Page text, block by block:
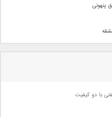
پنهونی
با دو کیفیت